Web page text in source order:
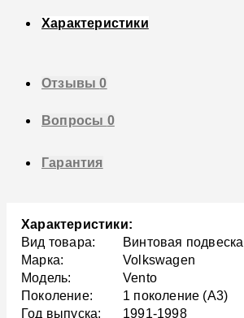
Характеристики
Отзывы0
Вопросы 0
Гарантия
Характеристики:
Вид товара:
Винтовая подвеска
Марка:
Volkswagen
Модель:
Vento
Поколение:
1 поколение (A3)
Год выпуска:
1991-1998